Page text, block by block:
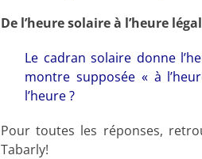
De l’heure solaire à l’heure
Le cadran solaire donne
montre supposée « à
l’heure ?
Pour toutes les réponses,
Tabarly!